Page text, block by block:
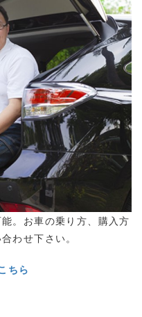
。お車の乗り方、購入方
わせ下さい。
ちら